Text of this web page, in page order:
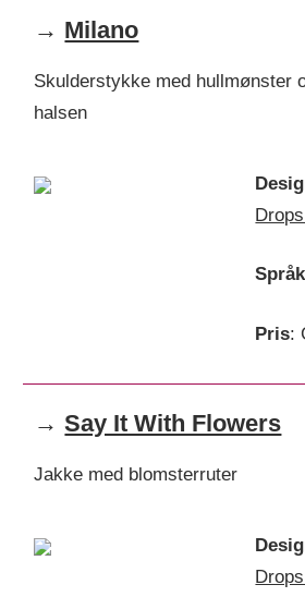
→ Milano
Skulderstykke med hullmønster
halsen
Språk
Pris:
→Say It With Flowers
Jakke med blomsterruter